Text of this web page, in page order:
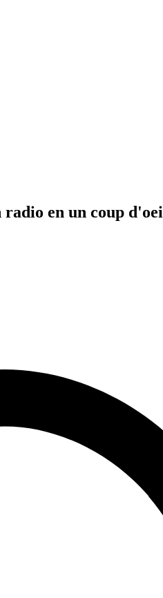
radio en un coup